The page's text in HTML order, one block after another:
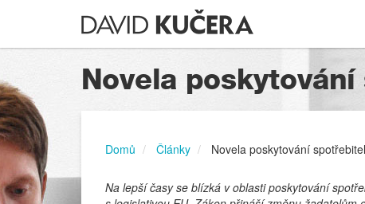
Novela
Domů Články Novela poskytování
Na lepší časy se blízká v oblasti poskytování